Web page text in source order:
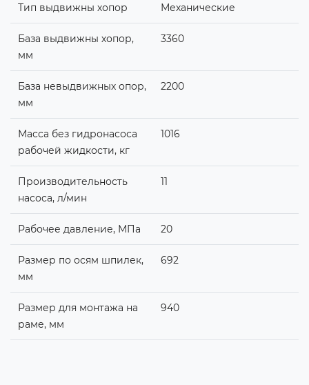
Тип выдвижны хопор Механические
База выдвижны хопор,
мм
3360
База невыдвижных опор,
мм
2200
Масса без гидронасоса
рабочей жидкости, кг
1016
Производительность
насоса, л/мин
11
Рабочее давление, МПа 20
Размер по осям шпилек,
мм
692
Размер для монтажа на
раме, мм
940